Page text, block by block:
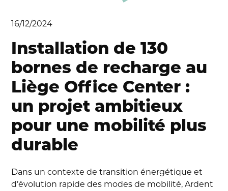
16/12/2024
Installation de 130
bornes de recharge au
Liège Office Center :
un projet ambitieux
pour une mobilité plus
durable
Dans un contexte de transition énergétique et
d’évolution rapide des modes de mobilité, Ardent